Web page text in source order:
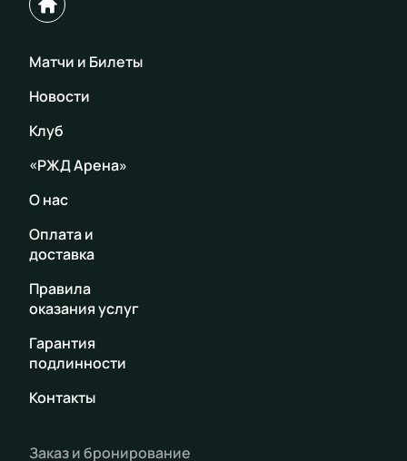
Матчи и Билеты
Новости
Клуб
«РЖД Арена»
О нас
Оплата и
доставка
Правила
оказания услуг
Гарантия
подлинности
Контакты
Заказ и бронирование